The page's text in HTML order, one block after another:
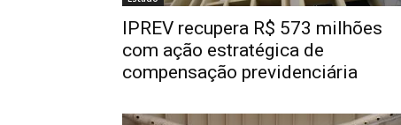
IPREV recupera R$ 573 milhões
com ação estratégica de
compensação previdenciária